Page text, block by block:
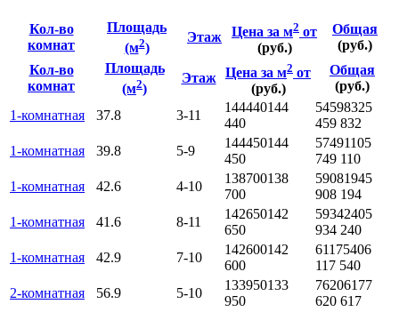
Кол-во
комнат
Площадь
(м2)
Этаж Цена за м2 от
(руб.)
Общая
(руб.)
Кол-во
комнат
Площадь
(м2)
Этаж Цена за м2 от
(руб.)
Общая
(руб.)
1-комнатная
37.8 3-11
144440144
440
54598325
459 832
1-комнатная
39.8 5-9
144450144
450
57491105
749 110
1-комнатная
42.6 4-10
138700138
700
59081945
908 194
1-комнатная
41.6 8-11
142650142
650
59342405
934 240
1-комнатная
42.9 7-10
142600142
600
61175406
117 540
2-комнатная
56.9 5-10
133950133
950
76206177
620 617